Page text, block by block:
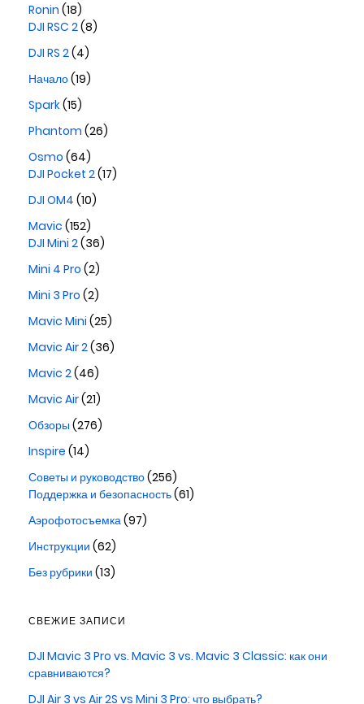
Ronin (18)
DJI RSC 2(8)
DJI RS 2(4)
Начало(19)
Spark(15)
Phantom (26)
Osmo (64)
DJI Pocket 2(17)
DJI OM4 (10)
Mavic (152)
DJI Mini 2(36)
Mini 4 Pro (2)
Mini 3 Pro (2)
Mavic Mini (25)
Mavic Air 2(36)
Mavic 2(46)
Mavic Air(21)
Обзоры(276)
Inspire (14)
Советы и руководство(256)
Поддержка и безопасность(61)
Аэрофотосъемка(97)
Инструкции (62)
Без рубрики (13)
СВЕЖИЕ ЗАПИСИ
DJI Mavic 3 Pro vs. Mavic 3 vs. Mavic 3 Classic: как они
сравниваются?
DJI Air 3 vs Air 2S vs Mini 3 Pro: что выбрать?